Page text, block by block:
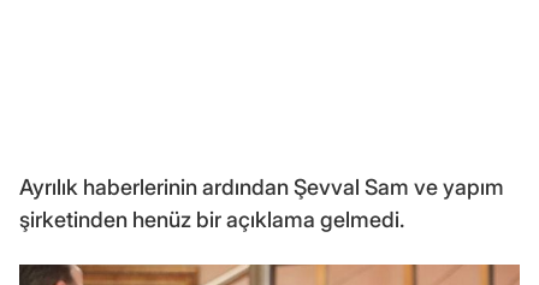
Ayrılık haberlerinin ardından Şevval Sam ve yapım
şirketinden henüz bir açıklama gelmedi.